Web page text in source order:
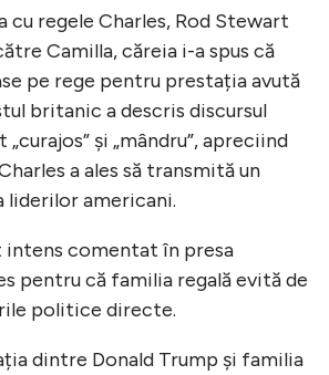
cu regele Charles, Rod Stewart
Camilla, căreia i-a spus că
pe rege pentru prestația avută
britanic a descris discursul
și „mândru”, apreciind
a ales să transmită un
liderilor americani.
comentat în presa
pentru că familia regală evită de
politice directe.
dintre Donald Trump și familia